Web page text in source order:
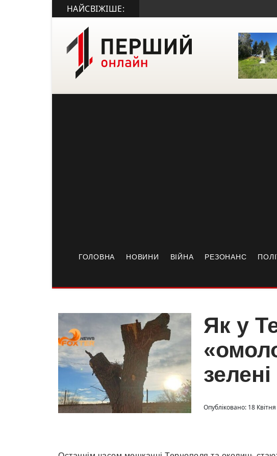
НАЙСВІЖІШЕ:
ГОЛОВНА НОВИНИ ВІЙНА РЕЗОНАНС
Як у
Опубліковано: 18